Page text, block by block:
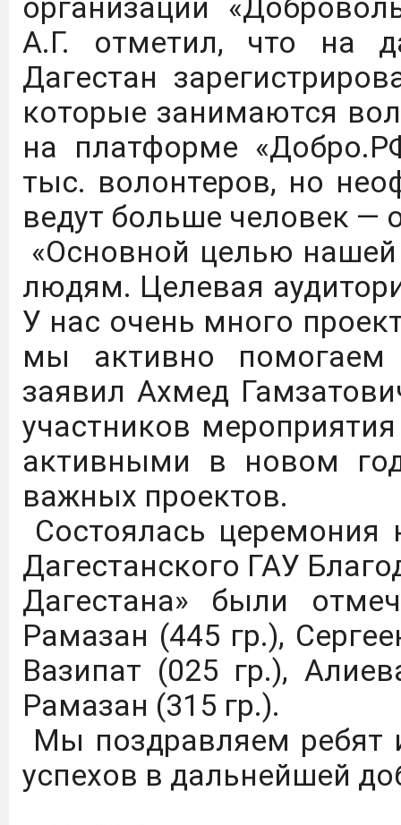
Дагестанский
агротехнологических
Дагестанский
имени М.М.
2027 года в
национального проекта
продовольственной
обеспечение
предприятий на
Подробнее
С каталогом
ГАУ можно ознакомиться
ФКП "Щелковский
выпускников ВО и СПО
микробиология,
инженерия.Подробнее
На сайте журнала
приравнивание
наукометрические
ВАК с распределением
организации
А.Г. отметил, что на
Дагестан
которые занимаются
на платформе
тыс. волонтеров, но
ведут больше человек —
«Основной целью
людям. Целевая
У нас очень много
мы активно
заявил Ахмед
участников
активными в новом
важных проектов.
Состоялась церемония
Дагестанского ГАУ
Дагестана» были
Рамазан (445 гр.),
Вазипат (025 гр.),
Рамазан (315 гр.).
Мы поздравляем ребят
успехов в дальнейшей